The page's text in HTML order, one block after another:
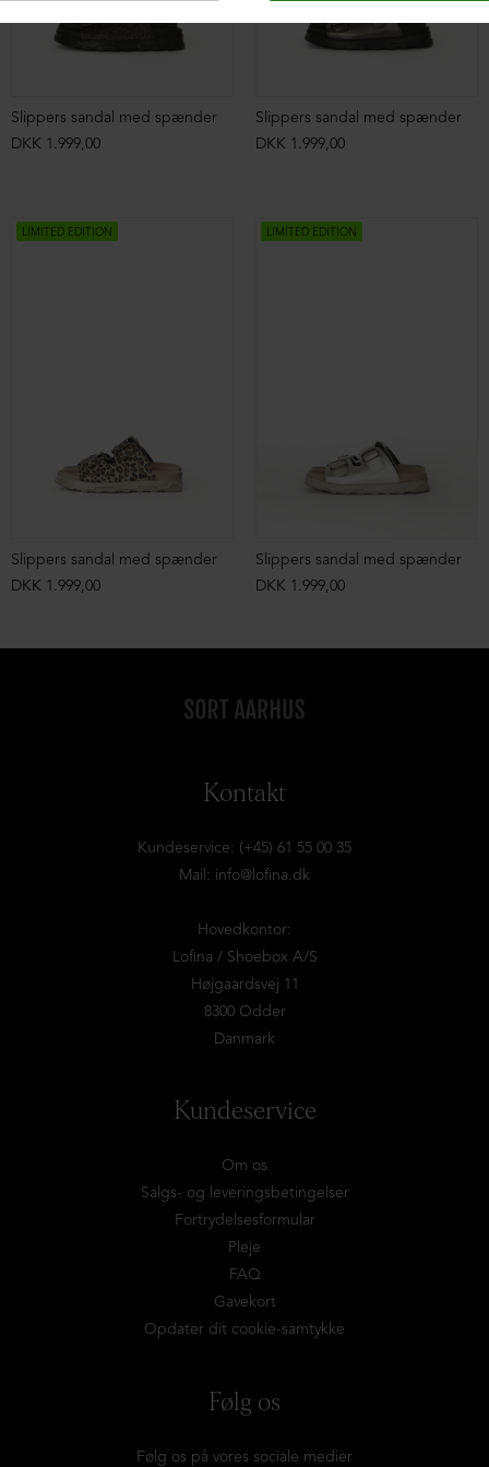
Slippers sandal med spænder
DKK 1.999,00
Slippers sandal med spænder
DKK 1.999,00
LIMITED EDITION
Slippers sandal med spænder
DKK 1.999,00
LIMITED EDITION
Slippers sandal med spænder
DKK 1.999,00
Kontakt
Kundeservice: (+45) 61 55 00 35
Mail: info@lofina.dk
Hovedkontor:
Lofina / Shoebox A/S
Højgaardsvej 11
8300 Odder
Danmark
Kundeservice
Om os
Salgs- og leveringsbetingelser
Fortrydelsesformular
Pleje
FAQ
Gavekort
Opdater dit cookie-samtykke
Følg os
Følg os på vores sociale medier